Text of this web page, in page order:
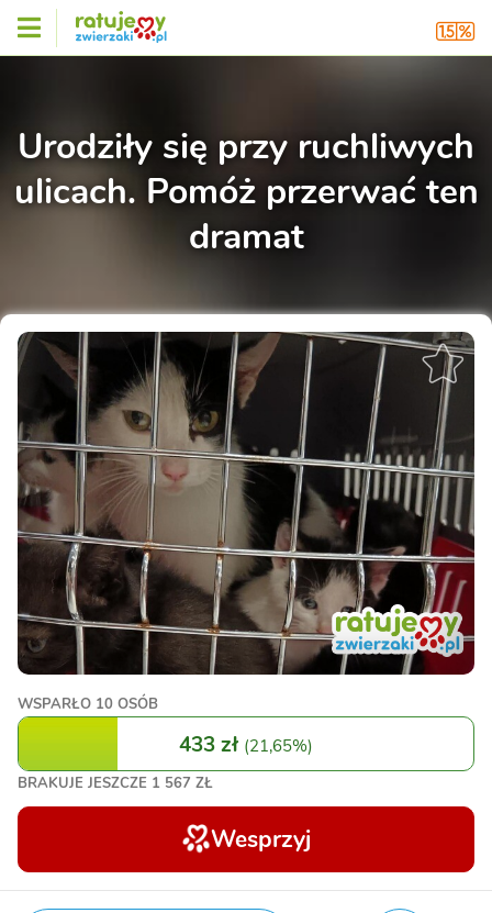
Urodziły się przy ruchliwych
ulicach. Pomóż przerwać ten
dramat
WSPARŁO 10 OSÓB
433 zł (21,65%)
BRAKUJE JESZCZE 1 567 ZŁ
Wesprzyj